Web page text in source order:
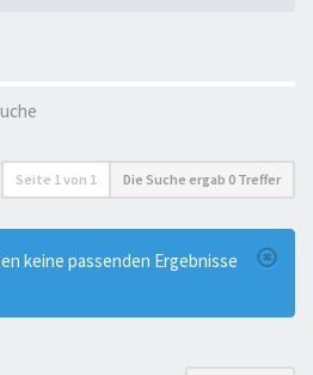
Seite 1von 1 Die Suche ergab 0 Treffer
keine passenden Ergebnisse